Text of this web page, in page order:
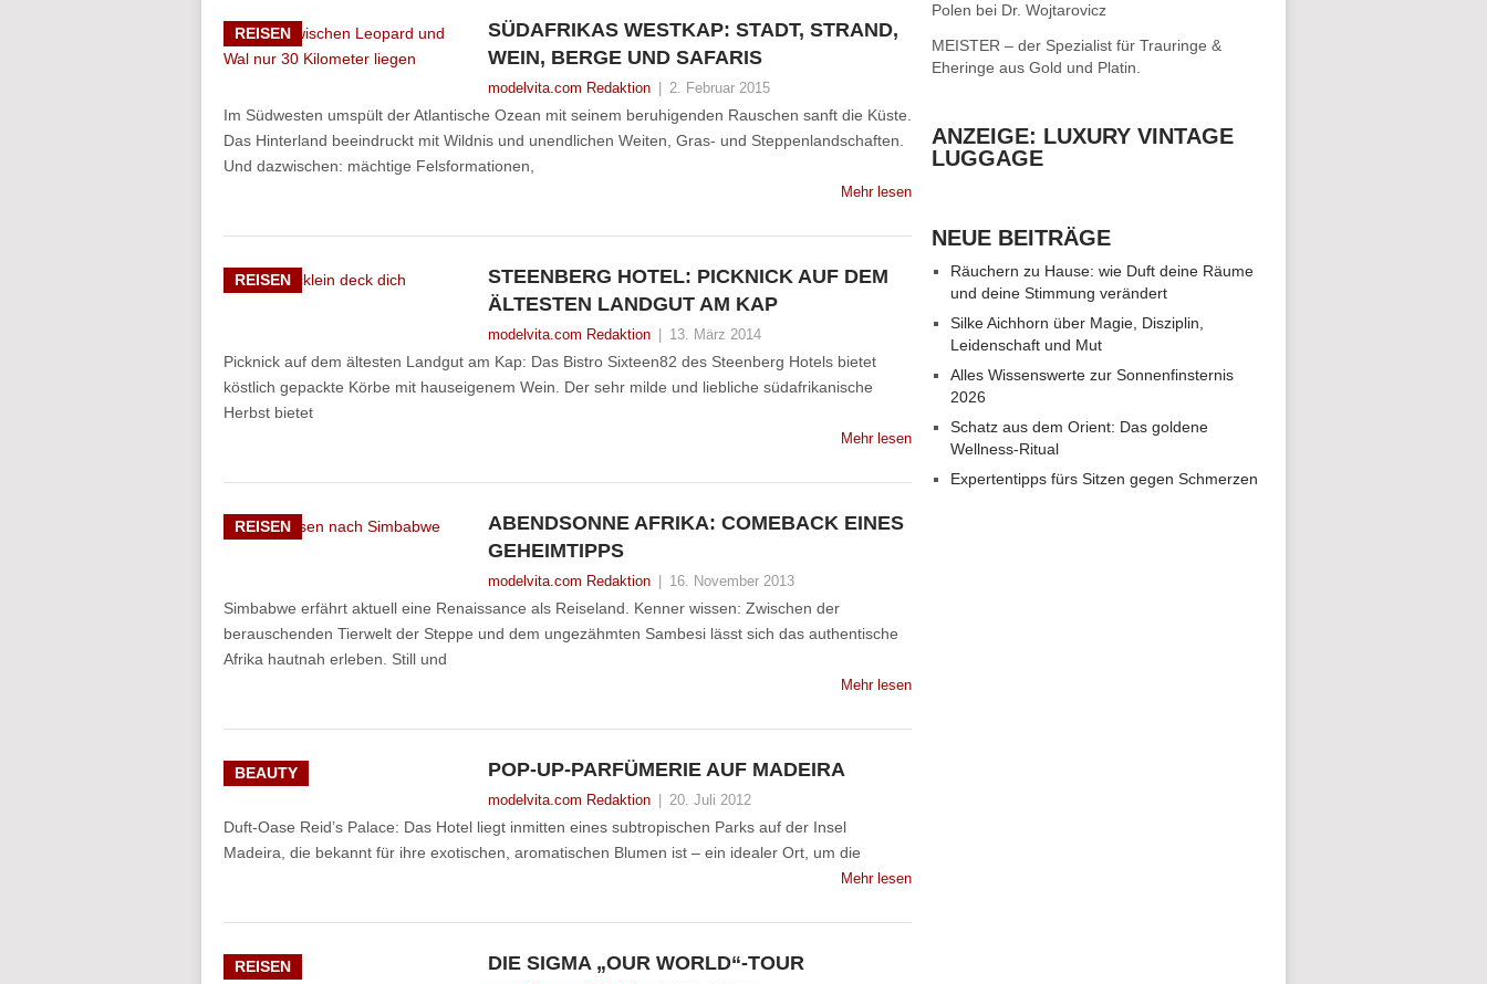
REISEN
SÜDAFRIKAS WESTKAP: STADT, STRAND,
WEIN, BERGE UND SAFARIS
modelvita.com Redaktion 2. Februar 2015
Im Südwesten umspült der Atlantische Ozean mit seinem beruhigenden Rauschen sanft die Küste.
Das Hinterland beeindruckt mit Wildnis und unendlichen Weiten, Gras- und Steppenlandschaften.
Und dazwischen: mächtige Felsformationen,
Mehr lesen
REISEN
STEENBERG HOTEL: PICKNICK AUF DEM
ÄLTESTEN LANDGUT AM KAP
modelvita.com Redaktion 13. März 2014
Picknick auf dem ältesten Landgut am Kap: Das Bistro Sixteen82 des Steenberg Hotels bietet
köstlich gepackte Körbe mit hauseigenem Wein. Der sehr milde und liebliche südafrikanische
Herbst bietet
Mehr lesen
REISEN
ABENDSONNE AFRIKA: COMEBACK EINES
GEHEIMTIPPS
modelvita.com Redaktion 16. November 2013
Simbabwe erfährt aktuell eine Renaissance als Reiseland. Kenner wissen: Zwischen der
berauschenden Tierwelt der Steppe und dem ungezähmten Sambesi lässt sich das authentische
Afrika hautnah erleben. Still und
Mehr lesen
BEAUTY POP-UP-PARFÜMERIE AUF MADEIRA
modelvita.com Redaktion 20. Juli 2012
Duft-Oase Reid’s Palace: Das Hotel liegt inmitten eines subtropischen Parks auf der Insel
Madeira, die bekannt für ihre exotischen, aromatischen Blumen ist – ein idealer Ort, um die
Mehr lesen
REISEN DIE SIGMA „OUR WORLD“-TOUR
Polen bei Dr. Wojtarovicz
MEISTER – der Spezialist für Trauringe &
Eheringe aus Gold und Platin.
ANZEIGE: LUXURY VINTAGE
LUGGAGE
NEUE BEITRÄGE
Räuchern zu Hause: wie Duft deine Räume
und deine Stimmung verändert
Silke Aichhorn über Magie, Disziplin,
Leidenschaft und Mut
Alles Wissenswerte zur Sonnenfinsternis
2026
Schatz aus dem Orient: Das goldene
Wellness-Ritual
Expertentipps fürs Sitzen gegen Schmerzen